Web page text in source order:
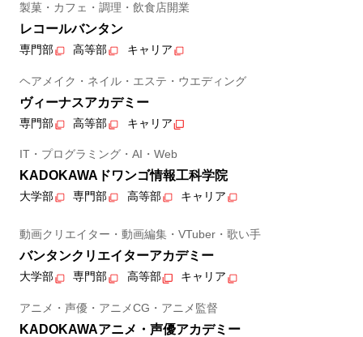
製菓・カフェ・調理・飲食店開業
レコールバンタン
専門部 高等部 キャリア
ヘアメイク・ネイル・エステ・ウエディング
ヴィーナスアカデミー
専門部 高等部 キャリア
IT・プログラミング・AI・Web
KADOKAWAドワンゴ情報工科学院
大学部 専門部 高等部 キャリア
動画クリエイター・動画編集・VTuber・歌い手
バンタンクリエイターアカデミー
大学部 専門部 高等部 キャリア
アニメ・声優・アニメCG・アニメ監督
KADOKAWAアニメ・声優アカデミー